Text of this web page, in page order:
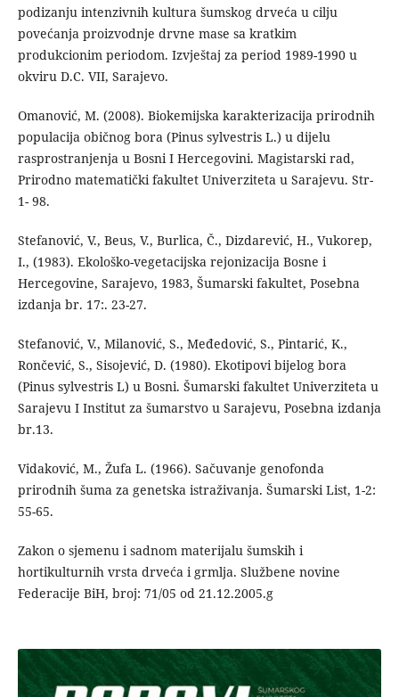
podizanju intenzivnih kultura šumskog drveća u cilju
povećanja proizvodnje drvne mase sa kratkim
produkcionim periodom. Izvještaj za period 1989-1990 u
okviru D.C. VII, Sarajevo.
Omanović, M. (2008). Biokemijska karakterizacija prirodnih
populacija običnog bora (Pinus sylvestris L.) u dijelu
rasprostranjenja u Bosni I Hercegovini. Magistarski rad,
Prirodno matematički fakultet Univerziteta u Sarajevu. Str-
1- 98.
Stefanović, V., Beus, V., Burlica, Č., Dizdarević, H., Vukorep,
I., (1983). Ekološko-vegetacijska rejonizacija Bosne i
Hercegovine, Sarajevo, 1983, Šumarski fakultet, Posebna
izdanja br. 17:. 23-27.
Stefanović, V., Milanović, S., Međedović, S., Pintarić, K.,
Rončević, S., Sisojević, D. (1980). Ekotipovi bijelog bora
(Pinus sylvestris L) u Bosni. Šumarski fakultet Univerziteta u
Sarajevu I Institut za šumarstvo u Sarajevu, Posebna izdanja
br.13.
Vidaković, M., Žufa L. (1966). Sačuvanje genofonda
prirodnih šuma za genetska istraživanja. Šumarski List, 1-2:
55-65.
Zakon o sjemenu i sadnom materijalu šumskih i
hortikulturnih vrsta drveća i grmlja. Službene novine
Federacije BiH, broj: 71/05 od 21.12.2005.g